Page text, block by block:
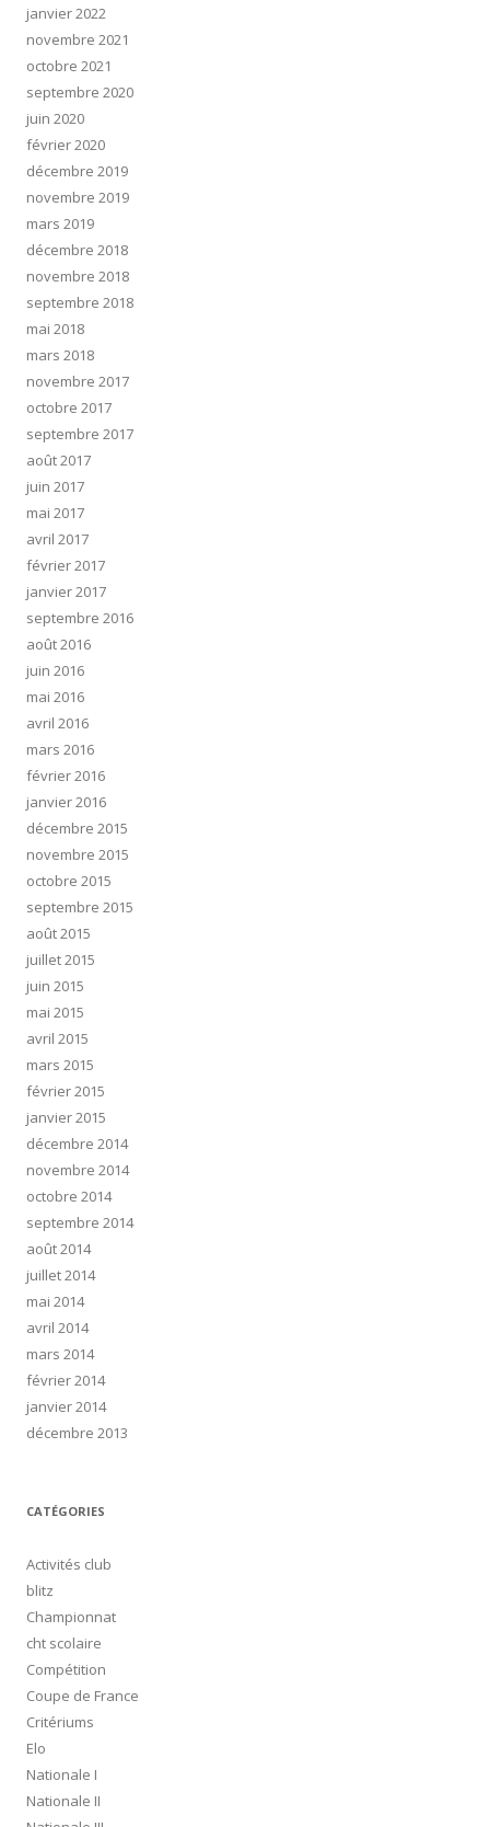
janvier 2022
novembre 2021
octobre 2021
septembre 2020
juin 2020
février 2020
décembre 2019
novembre 2019
mars 2019
décembre 2018
novembre 2018
septembre 2018
mai 2018
mars 2018
novembre 2017
octobre 2017
septembre 2017
août 2017
juin 2017
mai 2017
avril 2017
février 2017
janvier 2017
septembre 2016
août 2016
juin 2016
mai 2016
avril 2016
mars 2016
février 2016
janvier 2016
décembre 2015
novembre 2015
octobre 2015
septembre 2015
août 2015
juillet 2015
juin 2015
mai 2015
avril 2015
mars 2015
février 2015
janvier 2015
décembre 2014
novembre 2014
octobre 2014
septembre 2014
août 2014
juillet 2014
mai 2014
avril 2014
mars 2014
février 2014
janvier 2014
décembre 2013
CATÉGORIES
Activités club
blitz
Championnat
cht scolaire
Compétition
Coupe de France
Critériums
Elo
Nationale I
Nationale II